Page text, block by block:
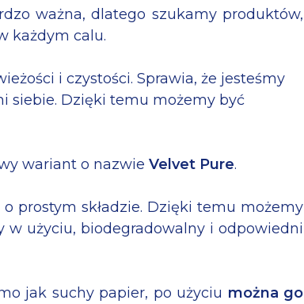
ważna, dlatego szukamy produktów,
każdym calu.
i czystości. Sprawia, że jesteśmy
siebie. Dzięki temu możemy być
wariant o nazwie Velvet Pure.
prostym składzie. Dzięki temu możemy
w użyciu, biodegradowalny i odpowiedni
jak suchy papier, po użyciu można go